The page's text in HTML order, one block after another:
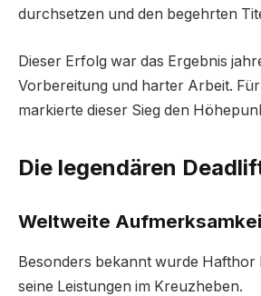
durchsetzen und den begehrten
Dieser Erfolg war das Ergebnis
Vorbereitung und harter Arbeit. Für
markierte dieser Sieg den
Die legendären
Weltweite
Besonders bekannt wurde Hafthor
seine Leistungen im Kreuzheben.